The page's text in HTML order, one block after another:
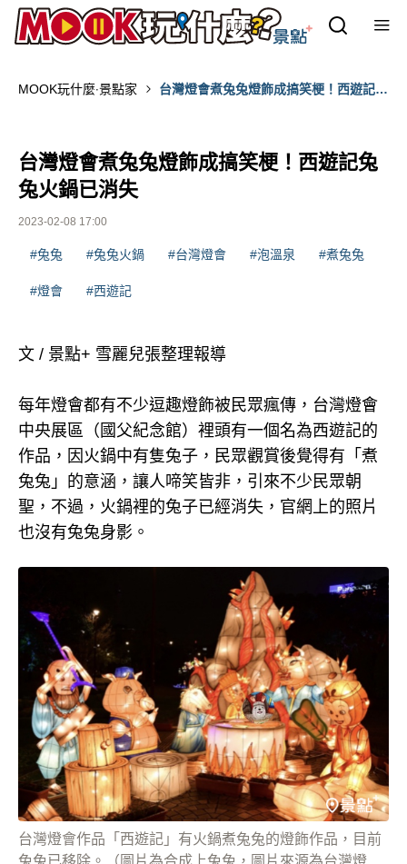
MOOK玩什麼‧景點家
台灣燈會煮兔兔燈飾成搞笑梗！西遊記兔
台灣燈會煮兔兔燈飾成搞笑梗！西遊記兔
兔火鍋已消失
2023-02-08 17:00
#兔兔 #兔兔火鍋 #台灣燈會 #泡溫泉 #煮兔兔
#燈會 #西遊記
文 / 景點+ 雪麗兒張整理報導
每年燈會都有不少逗趣燈飾被民眾瘋傳，台灣燈會
中央展區（國父紀念館）裡頭有一個名為西遊記的
作品，因火鍋中有隻兔子，民眾觀賞後覺得有「煮
兔兔」的意涵，讓人啼笑皆非，引來不少民眾朝
聖，不過，火鍋裡的兔子已經消失，官網上的照片
也沒有兔兔身影。
台灣燈會作品「西遊記」有火鍋煮兔兔的燈飾作品，目前
兔兔已移除。（圖片為合成上兔兔，圖片來源為台灣燈